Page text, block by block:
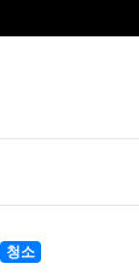
청소